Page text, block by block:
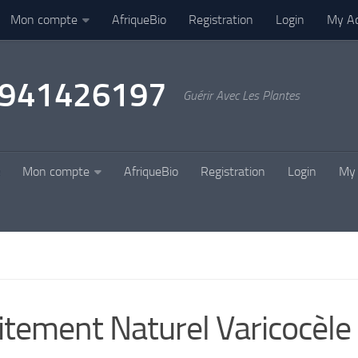
Mon compte AfriqueBio Registration Login My
Guérir Avec Les Plantes
Mon compte AfriqueBio Registration Login
Naturel Varicocèle